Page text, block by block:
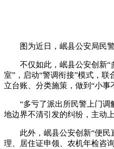
图为近日，岷县公安局民
不仅如此，岷县公安创新“多
室”，启动“警调衔接”模式，
立台账、分类施策，做到“小事
“多亏了派出所民警上门调解
地边界不清引发的纠纷，主动
此外，岷县公安创新“便民直
理、居住证申领、农机年检咨